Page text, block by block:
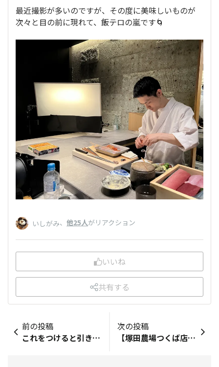
最近撮影が多いのですが、その度に美味しいものが
次々と目の前に現れて、飯テロの嵐です🌀
いしがみ、 他25人がリアクション
いいね
共有する
前の投稿
これをつけると引き締まるスタイルです！ キャンプでまた着けました塚田農場のサロン。 これで焼きや料理を作ると気が引き締まります(笑) 色々話を聞いていますが、APHDのベースは塚田農場！ 塚田農場には頑張ってほしいです！
次の投稿
【塚田農場つくば店 出店やってます！】 こんにちは！ 昨日今日と、茨城最大のお祭り、 「まつりつくば」 が開催中です！ 塚田農場つくば店では出店を出しており、 ○チキン南蛮 ○肉巻きおにぎり ○しろくまかき氷 を売ってます！！ 売り子のアルバイトさんたちも暑い中元気に販売しており、なんだか応援したくなっちゃいます！ 私は２日で全制覇してしまいました！！笑 来年は四十八漁場もやろうかな笑 四十八漁場でやるとしたら何が売れそうですかね！？！？